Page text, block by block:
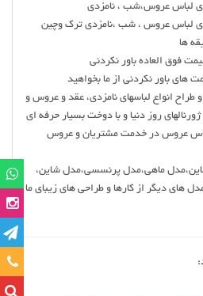
لباس عروس،شب ، نامزدی
لباس عروس ، شب ،نامزدي ترك وچين
ها
فوق العاده باور نکردنی
های باور نکردنی از ما بخواهید
انواع لباسهای نامزدی، عقد و عروس و
روز دنیا و با دوخت بسیار حرفه ای
عروس در خدمت مشتریان و عروس
ماهی،مدل پرنسسی،مدل شاین،
های دیگر از کارها و طراحی های زیبای ما